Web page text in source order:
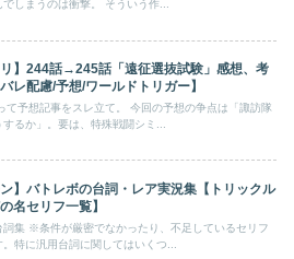
でしまうのは衝撃。 そういう作...
リ】244話→245話「遠征選抜試験」感想、考
レ配慮/予想/ワールドトリガー】
て予想記事をスレ立て。 今回の予想の争点は「諏訪隊
するか」。要は、特殊戦闘シミ...
ン】バトレボの台詞・レア実況集【トリックル
名セリフ一覧】
詞集 ※条件が厳密でなかったり、不足しているセリフ
。特に汎用台詞に関してはいくつ...